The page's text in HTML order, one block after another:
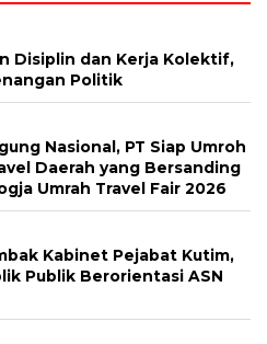
Disiplin dan Kerja Kolektif,
Politik
Nasional, PT Siap Umroh
Daerah yang Bersanding
Umrah Travel Fair 2026
Kabinet Pejabat Kutim,
Publik Berorientasi ASN